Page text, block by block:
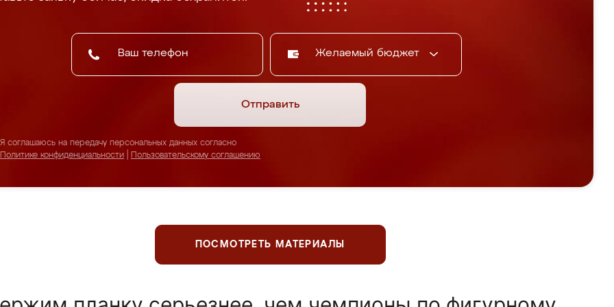
Желаемый бюджет
Отправить
Я соглашаюсь на передачу персональных данных согласно
Политике конфиденциальности
Пользовательскому соглашению
ПОСМОТРЕТЬ МАТЕРИАЛЫ